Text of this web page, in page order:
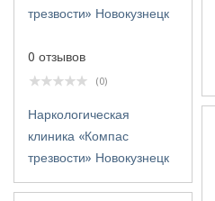
0 отзывов
(0)
Наркологическая
клиника «Компас
трезвости» Новокузнецк